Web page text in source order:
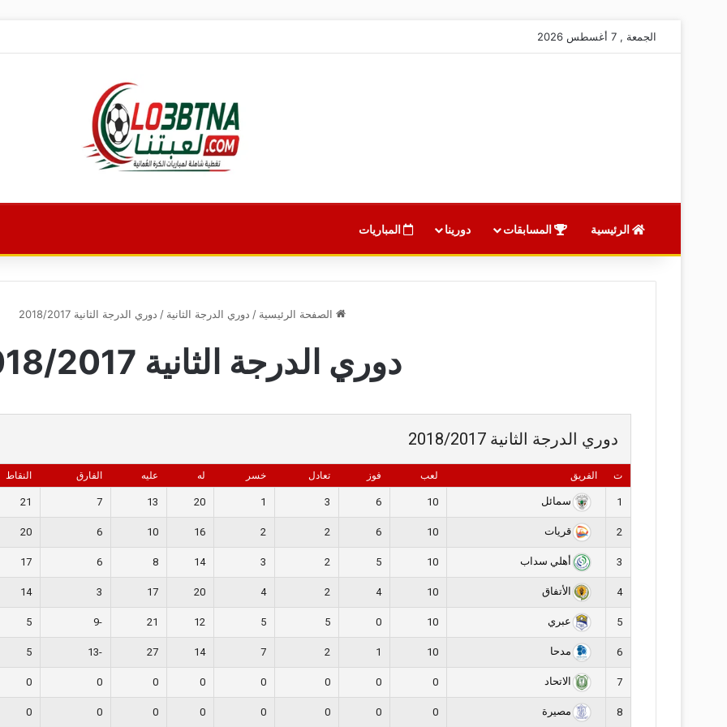
الجمعة , 7 أغسطس 2026
الرئيسية المسابقات دورينا المباريات
الصفحة الرئيسية / دوري الدرجة الثانية / دوري الدرجة الثانية 2018/2017
دوري الدرجة الثانية 2018/2017
دوري الدرجة الثانية 2018/2017
ت الفريق لعب فوز تعادل خسر له عليه الفارق النقاط
1 سمائل 10
6
3
1
20
13
7
21
2 قريات 10
6
2
2
16
10
6
20
3 أهلي سداب 10
5
2
3
14
8
6
17
4 الأتفاق 10
4
2
4
20
17
3
14
5 عبري 10
0
5
5
12
21
-9
5
6 مدحا 10
1
2
7
14
27
-13
5
7 الاتحاد 0
0
0
0
0
0
0
0
8 مصيرة 0
0
0
0
0
0
0
0